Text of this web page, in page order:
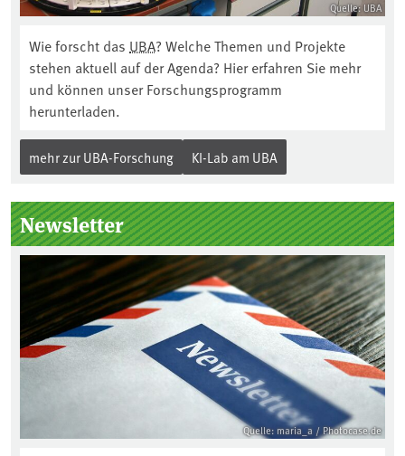
Quelle: UBA
Wie forscht das UBA? Welche Themen und Projekte
stehen aktuell auf der Agenda? Hier erfahren Sie mehr
und können unser Forschungsprogramm
herunterladen.
mehr zur UBA-Forschung KI-Lab am UBA
Newsletter
Quelle: maria_a / Photocase.de